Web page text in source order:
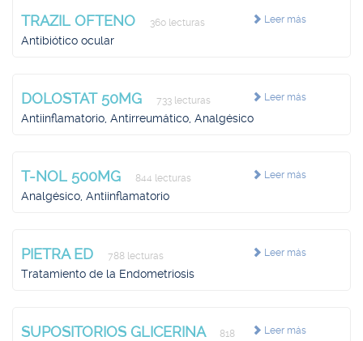
Leer más
TRAZIL OFTENO 360 lecturas
Antibiótico ocular
Leer más
DOLOSTAT 50MG 733 lecturas
Antiinflamatorio, Antirreumático, Analgésico
Leer más
T-NOL 500MG 844 lecturas
Analgésico, Antiinflamatorio
Leer más
PIETRA ED 788 lecturas
Tratamiento de la Endometriosis
Leer más
SUPOSITORIOS GLICERINA
818